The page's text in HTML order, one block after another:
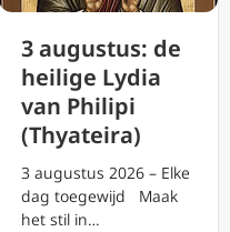
3 augustus: de
heilige Lydia
van Philipi
(Thyateira)
3 augustus 2026 – Elke
dag toegewijd Maak
het stil in…